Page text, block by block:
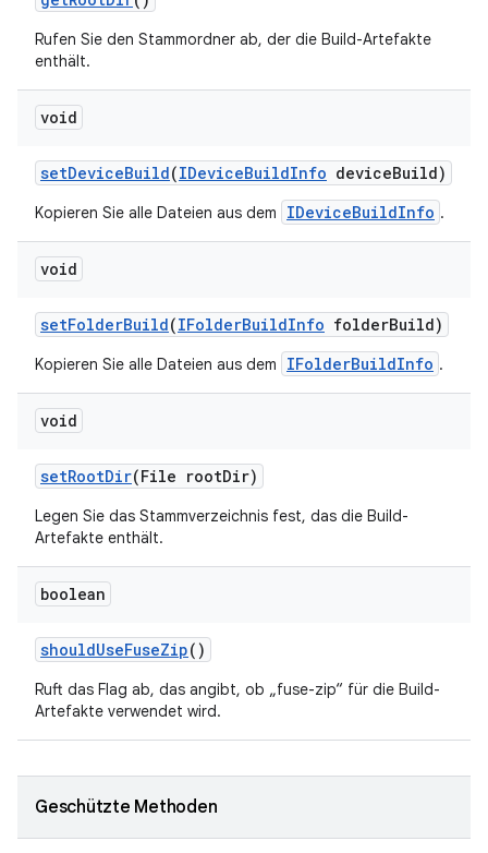
Rufen Sie den Stammordner ab, der die Build-Artefakte
enthält.
void
setDeviceBuild(IDeviceBuildInfo deviceBuild)
Kopieren Sie alle Dateien aus dem IDeviceBuildInfo .
void
setFolderBuild(IFolderBuildInfo folderBuild)
Kopieren Sie alle Dateien aus dem IFolderBuildInfo .
void
setRootDir(File rootDir)
Legen Sie das Stammverzeichnis fest, das die Build-
Artefakte enthält.
boolean
shouldUseFuseZip()
Ruft das Flag ab, das angibt, ob „fuse-zip“ für die Build-
Artefakte verwendet wird.
Geschützte Methoden